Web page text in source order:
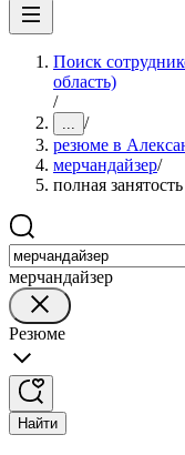
Поиск
область)
/
... /
резюме в
мерчандайзер/
полная занятость
мерчандайзер
Резюме
Найти